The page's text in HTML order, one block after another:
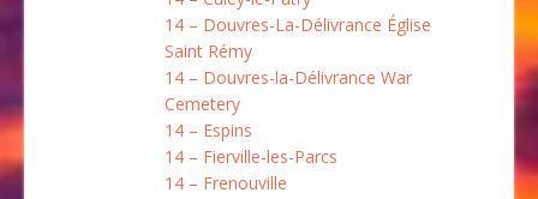
14 – Douvres-La-Délivrance Église
Saint Rémy
14 – Douvres-la-Délivrance War
Cemetery
14 – Espins
14 – Fierville-les-Parcs
14 – Frenouville